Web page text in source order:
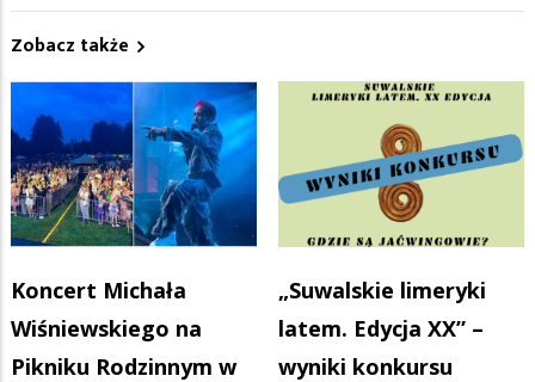
Zobacz także
Koncert Michała
Wiśniewskiego na
Pikniku Rodzinnym w
„Suwalskie limeryki
latem. Edycja XX” –
wyniki konkursu